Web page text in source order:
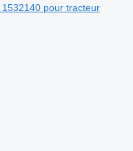
pour tracteur